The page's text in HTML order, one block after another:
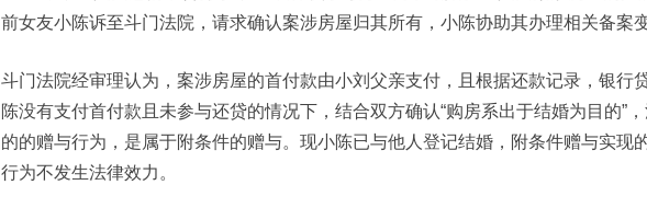
前女友小陈诉至斗门法院，请求确认案涉房屋归其所有，小陈协助其办理相关备案
斗门法院经审理认为，案涉房屋的首付款由小刘父亲支付，且根据还款记录，银行
陈没有支付首付款且未参与还贷的情况下，结合双方确认“购房系出于结婚为目的”
的的赠与行为，是属于附条件的赠与。现小陈已与他人登记结婚，附条件赠与实现
行为不发生法律效力。